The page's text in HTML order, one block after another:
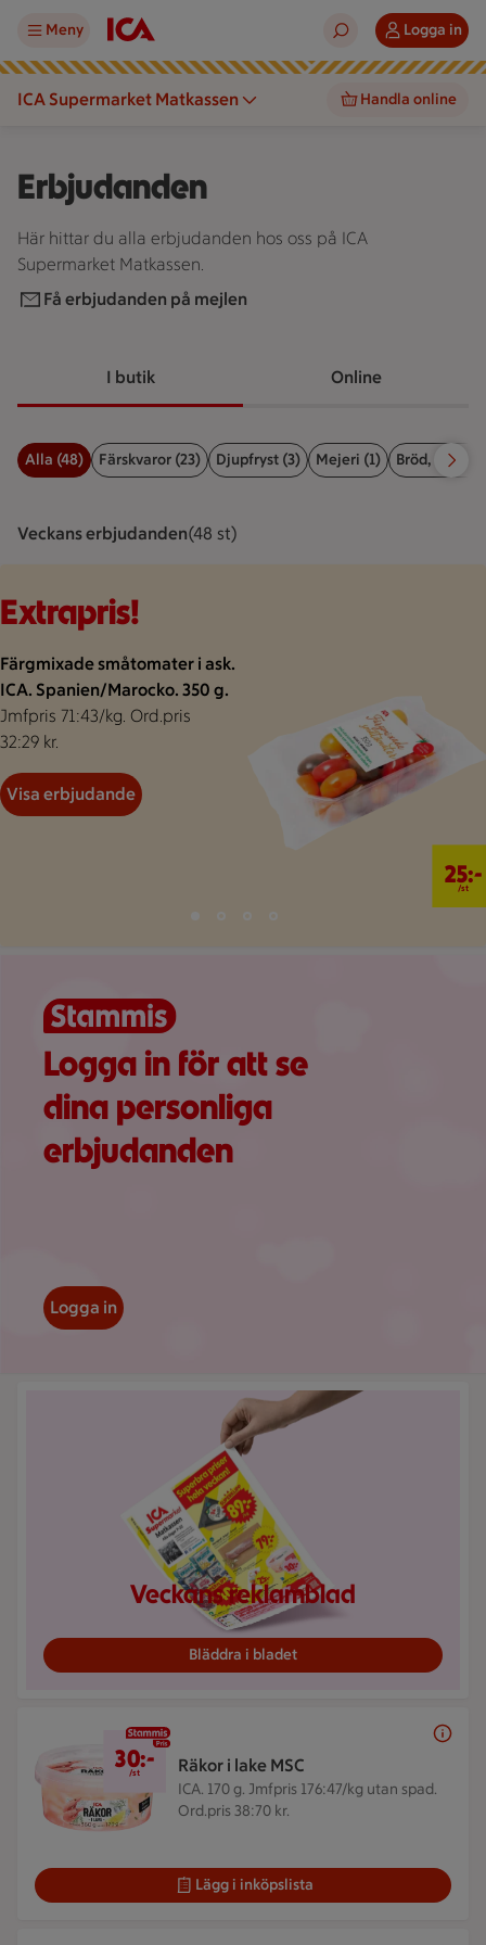
Meny Logga in
ICA Supermarket Matkassen Handla online
Erbjudanden
Här hittar du alla erbjudanden hos oss på ICA
Supermarket Matkassen.
Få erbjudanden på mejlen
I butik Online
Filter för erbjudanden
Alla (48) Färskvaror (23) Djupfryst (3) Mejeri (1) Bröd, kex &
Veckans erbjudandenVisar 48 st stycken
(48 st)
Bildspel med 4 bilder.
Extrapris!
Färgmixade småtomater i ask.
ICA. Spanien/Marocko. 350 g.
Jmfpris 71:43/kg. Ord.pris
32:29 kr.
Visa erbjudande
25:-
/st
Logga in för att se
dina personliga
erbjudanden
Logga in
Veckans reklamblad
Bläddra i bladet
Räkor i lake MSC
ICA. 170 g. Jmfpris 176:47/kg utan spad.
Ord.pris 38:70 kr.
30 kr/st
30:-
/st
Lägg i inköpslista